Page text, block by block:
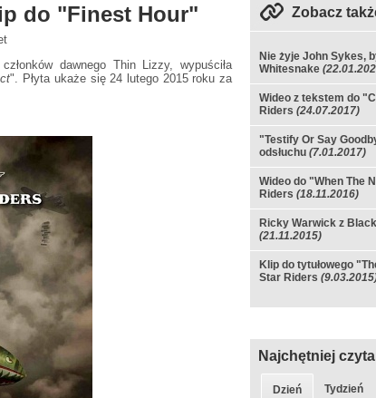
do "Finest Hour"
dawnego Thin Lizzy, wypuściła
". Płyta ukaże się 24 lutego 2015 roku za
Zobacz
Nie żyje John Sykes,
Whitesnake
Wideo z tekstem do
Riders (24.07.2017)
"Testify Or Say
odsłuchu (7.01.2017)
Wideo do "When The
Riders (18.11.2016)
Ricky Warwick z
(21.11.2015)
Klip do tytułowego
Star Riders
Najchętniej
Dzień Tydzień